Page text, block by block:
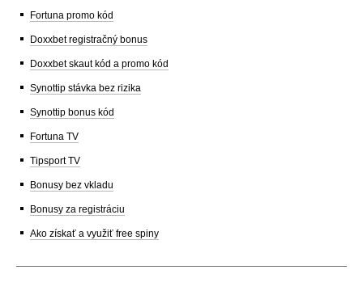
Fortuna promo kód
Doxxbet registračný bonus
Doxxbet skaut kód a promo kód
Synottip stávka bez rizika
Synottip bonus kód
Fortuna TV
Tipsport TV
Bonusy bez vkladu
Bonusy za registráciu
Ako získať a využiť free spiny